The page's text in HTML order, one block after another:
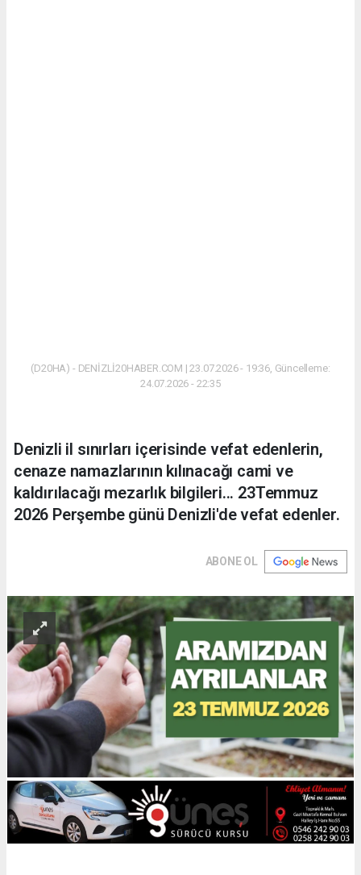
(D20HA) - DENİZLİ20HABER.COM | 23.07.2026 - 19:36, Güncelleme:
24.07.2026 - 22:35
Denizli il sınırları içerisinde vefat edenlerin,
cenaze namazlarının kılınacağı cami ve
kaldırılacağı mezarlık bilgileri... 23Temmuz
2026 Perşembe günü Denizli'de vefat edenler.
ABONE OL